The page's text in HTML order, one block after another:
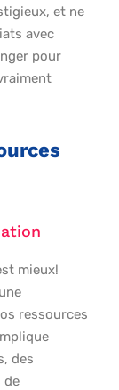
et ne
avec
pour
mieux!
ressources
des
de